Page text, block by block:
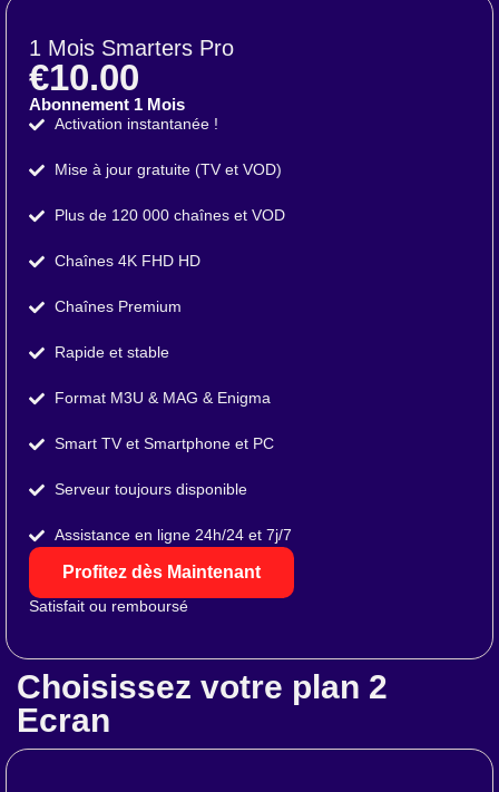
1 Mois Smarters Pro
€10.00
Abonnement 1 Mois
Activation instantanée !
Mise à jour gratuite (TV et VOD)
Plus de 120 000 chaînes et VOD
Chaînes 4K FHD HD
Chaînes Premium
Rapide et stable
Format M3U & MAG & Enigma
Smart TV et Smartphone et PC
Serveur toujours disponible
Assistance en ligne 24h/24 et 7j/7
Profitez dès Maintenant
Satisfait ou remboursé
Choisissez votre plan 2
Ecran